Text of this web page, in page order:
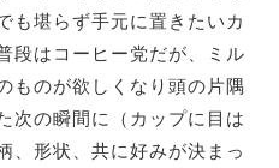
も堪らず手元に置きたいカ
段はコーヒー党だが、ミル
ものが欲しくなり頭の片隅
次の瞬間に（カップに目は
、形状、共に好みが決まっ